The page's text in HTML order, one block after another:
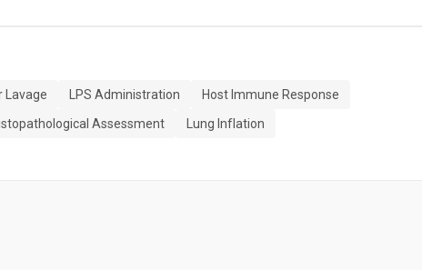
Lavage LPS Administration
Host Immune Response
Assessment
Lung Inflation